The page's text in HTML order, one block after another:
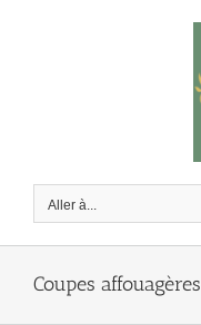
Aller à...
Coupes affouagères